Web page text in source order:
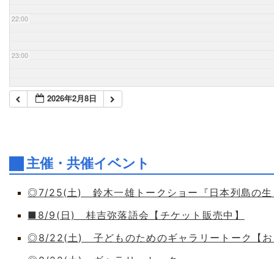
22:00
23:00
2026年2月8日
主催・共催イベント
◎7/25(土) 鈴木一雄トークショー『日本列島の生
■8/9(日) 桂吉弥落語会【チケット販売中】
◎8/22(土) 子どものためのギャラリートーク【お